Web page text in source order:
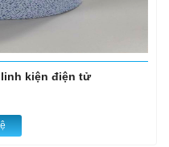
kiện điện tử